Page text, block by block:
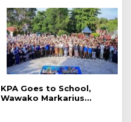
‎KPA Goes to School,
‎Wawako Markarius